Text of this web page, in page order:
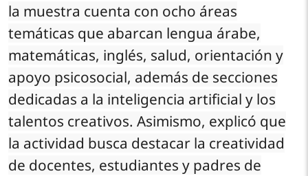
la muestra cuenta con ocho áreas
temáticas que abarcan lengua árabe,
matemáticas, inglés, salud, orientación y
apoyo psicosocial, además de secciones
dedicadas a la inteligencia artificial y los
talentos creativos. Asimismo, explicó que
la actividad busca destacar la creatividad
de docentes, estudiantes y padres de